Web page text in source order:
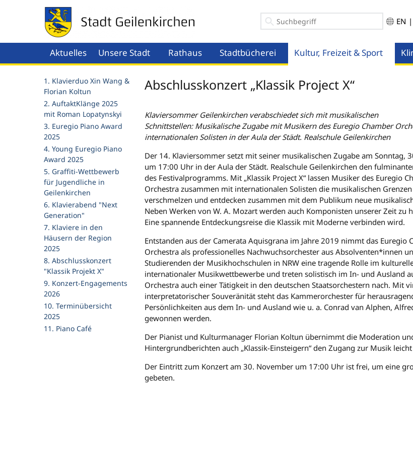
EN |
Aktuelles
Unsere Stadt
Rathaus
Stadtbücherei
Kultur, Freizeit & Sport
1. Klavierduo Xin Wang &
Florian Koltun
2. AuftaktKlänge 2025
mit Roman Lopatynskyi
3. Euregio Piano Award
2025
4. Young Euregio Piano
Award 2025
5. Graffiti-Wettbewerb
für Jugendliche in
Geilenkirchen
6. Klavierabend "Next
Generation"
7. Klaviere in den
Häusern der Region
2025
8. Abschlusskonzert
"Klassik Projekt X"
9. Konzert-Engagements
2026
10. Terminübersicht
2025
11. Piano Café
Abschlusskonzert „Klassik Project X“
Klaviersommer Geilenkirchen verabschiedet sich mit musikalischen
Schnittstellen: Musikalische Zugabe mit Musikern des Euregio Chamber
internationalen Solisten in der Aula der Städt. Realschule Geilenkirchen
Der 14. Klaviersommer setzt mit seiner musikalischen Zugabe am Sonntag,
um 17:00 Uhr in der Aula der Städt. Realschule Geilenkirchen den
des Festivalprogramms. Mit „Klassik Project X“ lassen Musiker des Euregio
Orchestra zusammen mit internationalen Solisten die musikalischen Grenzen
verschmelzen und entdecken zusammen mit dem Publikum neue
Neben Werken von W. A. Mozart werden auch Komponisten unserer Zeit zu
Eine spannende Entdeckungsreise die Klassik mit Moderne verbinden wird.
Entstanden aus der Camerata Aquisgrana im Jahre 2019 nimmt das Euregio
Orchestra als professionelles Nachwuchsorchester aus Absolventen*innen
Studierenden der Musikhochschulen in NRW eine tragende Rolle im
internationaler Musikwettbewerbe und treten solistisch im In- und Ausland
Orchestra auch einer Tätigkeit in den deutschen Staatsorchestern nach. Mit
interpretatorischer Souveränität steht das Kammerorchester für
Persönlichkeiten aus dem In- und Ausland wie u. a. Conrad van Alphen,
gewonnen werden.
Der Pianist und Kulturmanager Florian Koltun übernimmt die Moderation
Hintergrundberichten auch „Klassik-Einsteigern“ den Zugang zur Musik
Der Eintritt zum Konzert am 30. November um 17:00 Uhr ist frei, um eine
gebeten.